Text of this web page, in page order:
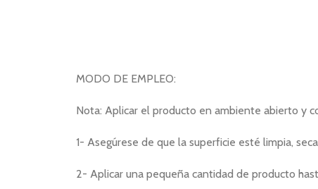
MODO DE EMPLEO:
Nota: Aplicar el producto en ambiente abierto y
1- Asegúrese de que la superficie esté limpia,
2- Aplicar una pequeña cantidad de producto